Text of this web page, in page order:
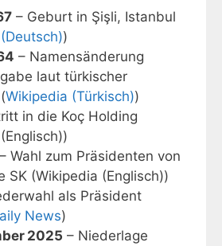
– Geburt in Şişli, Istanbul
)
– Namensänderung
laut türkischer
Wikipedia (Türkisch))
in die Koç Holding
– Wahl zum Präsidenten von
SK (Wikipedia (Englisch))
als Präsident
News)
2025 – Niederlage